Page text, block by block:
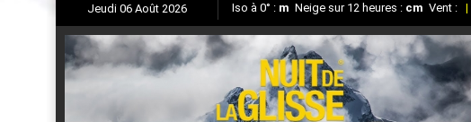
Jeudi 06 Août 2026 Iso à 0° : m Neige sur 12 heures : cm Vent : |
Nuit de la Glisse 2018